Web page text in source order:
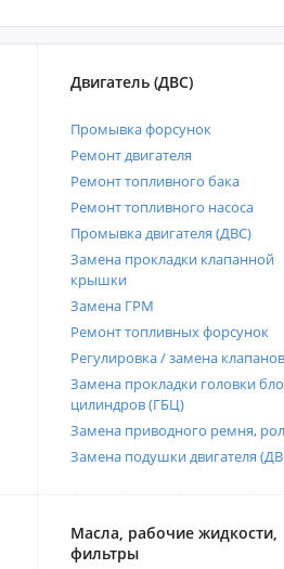
Двигатель (ДВС)
Промывка форсунок
Ремонт двигателя
Ремонт топливного бака
Ремонт топливного насоса
Промывка двигателя (ДВС)
Замена прокладки клапанной
крышки
Замена ГРМ
Ремонт топливных форсунок
Регулировка / замена клапанов
Замена прокладки головки
цилиндров (ГБЦ)
Замена приводного ремня,
Замена подушки двигателя
Масла, рабочие жидкости,
фильтры